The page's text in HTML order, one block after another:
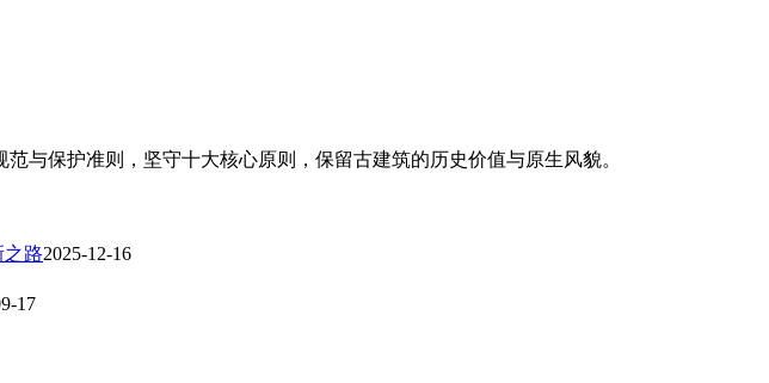
与保护准则，坚守十大核心原则，保留古建筑的历史价值与原生风貌。
路2025-12-16
17